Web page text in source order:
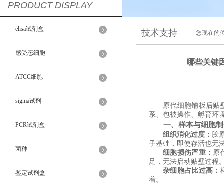
PRODUCT DISPLAY
elisa试剂盒
感受态细胞
ATCC细胞
sigma试剂
PCR试剂盒
菌种
鉴定试剂盒
技术支持 您现在的
哪些关键
原代细胞铺板后贴
系、包被操作、孵育环
一、样本与细胞
组织消化过度 ‌： 胶
子基础，即使存活也无
细胞损伤严重‌： 原
足，无法启动贴壁过程
杂细胞占比过高 ‌：
着。